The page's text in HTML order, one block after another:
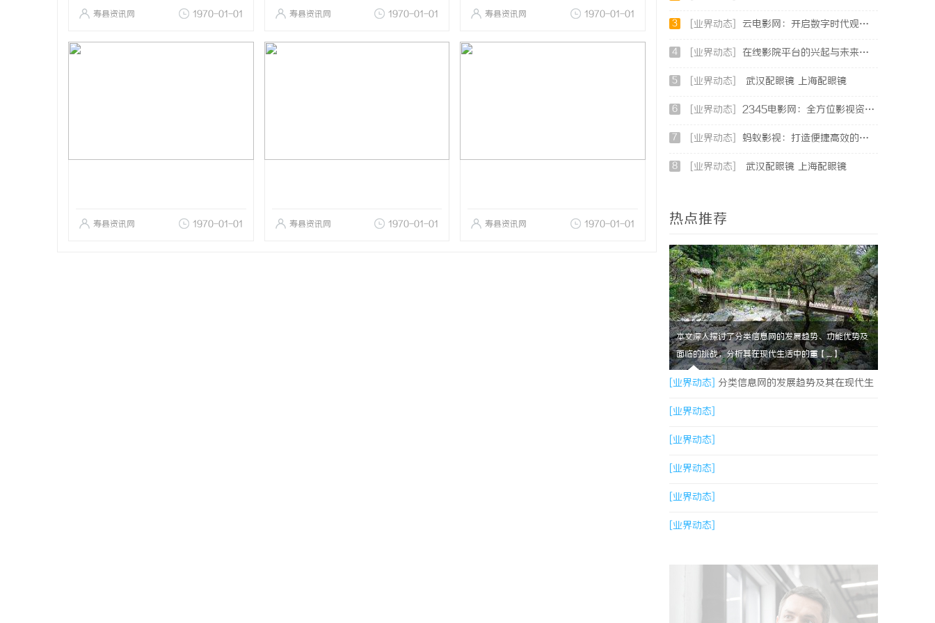
寿县资讯网 1970-01-01 寿县资讯网 1970-01-01 寿县资讯网 1970-01-01
寿县资讯网 1970-01-01 寿县资讯网 1970-01-01 寿县资讯网 1970-01-01
3 [业界动态] 云电影网：开启数字时代观影新体验的创新平台
4 [业界动态] 在线影院平台的兴起与未来发展趋势深度解析
5 [业界动态] 武汉配眼镜 上海配眼镜
6 [业界动态] 2345电影网：全方位影视资源平台，满足观影新体验
7 [业界动态] 蚂蚁影视：打造便捷高效的在线视频观影新体验
8 [业界动态] 武汉配眼镜 上海配眼镜
热点推荐
本文深入探讨了分类信息网的发展趋势、功能优势及
面临的挑战，分析其在现代生活中的重【....】
[业界动态] 分类信息网的发展趋势及其在现代生
活中的重要作用解析
[业界动态]
[业界动态]
[业界动态]
[业界动态]
[业界动态]